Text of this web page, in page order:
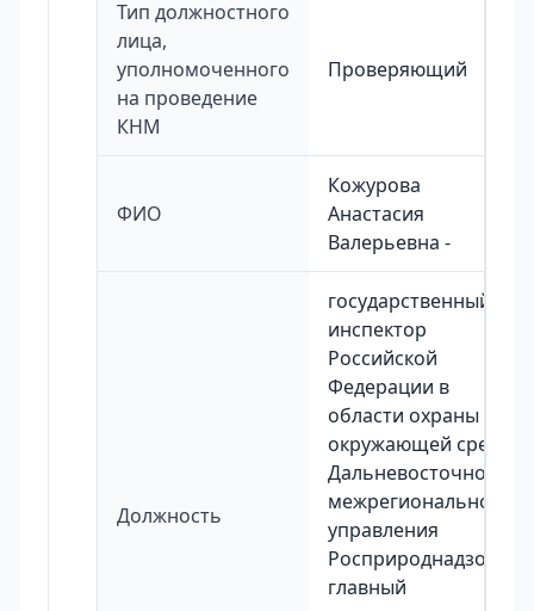
Тип должностного
лица,
уполномоченного
на проведение
КНМ
Проверяющий
ФИО
Кожурова
Анастасия
Валерьевна -
Должность
государственный
инспектор
Российской
Федерации в
области охраны
окружающей среды
Дальневосточного
межрегионального
управления
Росприроднадзора,
главный